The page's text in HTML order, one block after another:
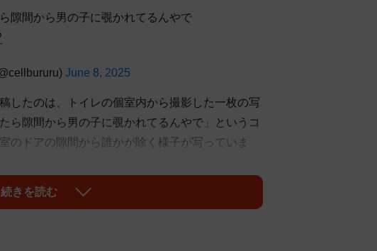
隙間から男の子に覗かれてるんやで
June 8, 2025
したのは、トイレの個室内から撮影した一枚の写
ら隙間から男の子に覗かれてるんやで」というコ
のドアの隙間から誰かが除く様子が写っていま
ゥァァァァァさんは次のように振り返ります。
続きを読む